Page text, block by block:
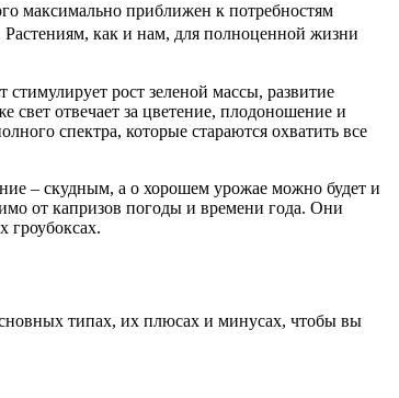
максимально приближен к потребностям
как и нам, для полноценной жизни
рост зеленой массы, развитие
свет отвечает за цветение, плодоношение и
спектра, которые стараются охватить все
– скудным, а о хорошем урожае можно будет и
от капризов погоды и времени года. Они
гроубоксах.
типах, их плюсах и минусах, чтобы вы